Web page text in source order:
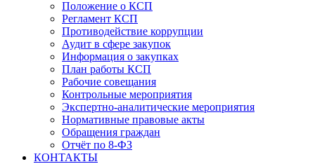
Положение о КСП
Регламент КСП
Противодействие коррупции
Аудит в сфере закупок
Информация о закупках
План работы КСП
Рабочие совещания
Контрольные мероприятия
Экспертно-аналитические мероприятия
Нормативные правовые акты
Обращения граждан
Отчёт по 8-ФЗ
КОНТАКТЫ